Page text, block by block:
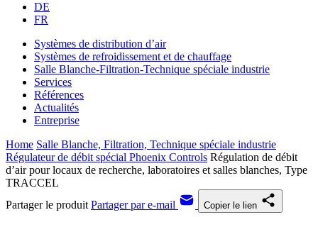
DE
FR
Systèmes de distribution d’air
Systèmes de refroidissement et de chauffage
Salle Blanche-Filtration-Technique spéciale industrie
Services
Références
Actualités
Entreprise
Home Salle Blanche, Filtration, Technique spéciale industrie
Régulateur de débit spécial Phoenix Controls Régulation de débit
d’air pour locaux de recherche, laboratoires et salles blanches, Type
TRACCEL
Partager le produit Partager par e-mail Copier le lien